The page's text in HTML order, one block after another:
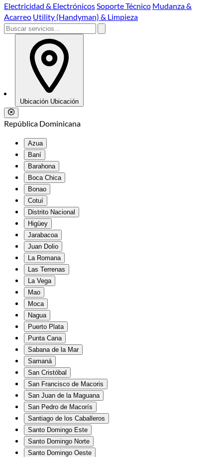
Electricidad & ElectrónicosSoporte Técnico Mudanza &
Acarreo Utility (Handyman) & Limpieza
Ubicación Ubicación
República Dominicana
Azua
Baní
Barahona
Boca Chica
Bonao
Cotuí
Distrito Nacional
Higüey
Jarabacoa
Juan Dolio
La Romana
Las Terrenas
La Vega
Mao
Moca
Nagua
Puerto Plata
Punta Cana
Sabana de la Mar
Samaná
San Cristóbal
San Francisco de Macoris
San Juan de la Maguana
San Pedro de Macorís
Santiago de los Caballeros
Santo Domingo Este
Santo Domingo Norte
Santo Domingo Oeste